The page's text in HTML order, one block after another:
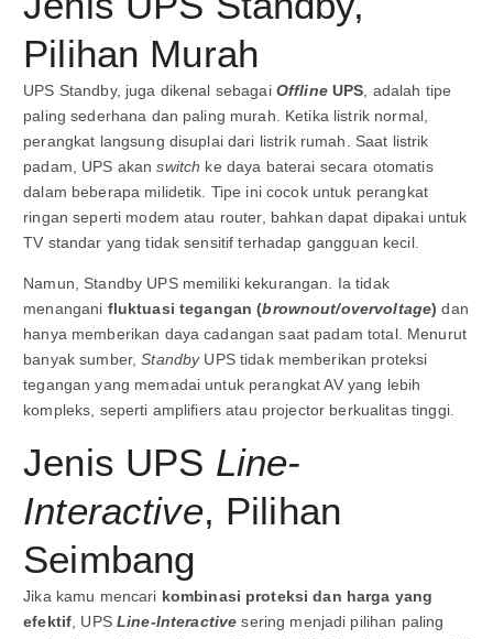
Pilihan Murah
UPS Standby, juga dikenal sebagai OfflineUPS , adalah tipe
paling sederhana dan paling murah. Ketika listrik normal,
perangkat langsung disuplai dari listrik rumah. Saat listrik
padam, UPS akanswitch ke daya baterai secara otomatis
dalam beberapa milidetik. Tipe ini cocok untuk perangkat
ringan seperti modem atau router, bahkan dapat dipakai untuk
TV standar yang tidak sensitif terhadap gangguan kecil.
Namun, Standby UPS memiliki kekurangan. Ia tidak
menangani fluktuasi tegangan (brownout/overvoltage) dan
hanya memberikan daya cadangan saat padam total. Menurut
banyak sumber,Standby UPS tidak memberikan proteksi
tegangan yang memadai untuk perangkat AV yang lebih
kompleks, seperti amplifiers atau projector berkualitas tinggi.
Jenis UPS Line-
Interactive, Pilihan
Seimbang
Jika kamu mencari kombinasi proteksi dan harga yang
efektif , UPS Line-Interactive sering menjadi pilihan paling